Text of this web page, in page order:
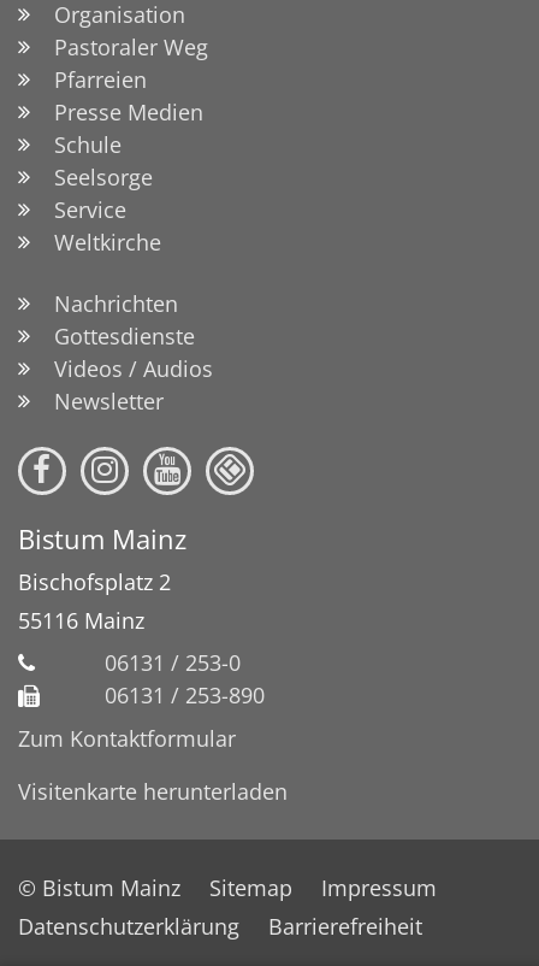
Organisation
Pastoraler Weg
Pfarreien
Presse Medien
Schule
Seelsorge
Service
Weltkirche
Nachrichten
Gottesdienste
Videos / Audios
Newsletter
Bistum Mainz
Bischofsplatz 2
55116 Mainz
06131 / 253-0
06131 / 253-890
Zum Kontaktformular
Visitenkarte herunterladen
© Bistum Mainz Sitemap
Impressum
Datenschutzerklärung
Barrierefreiheit